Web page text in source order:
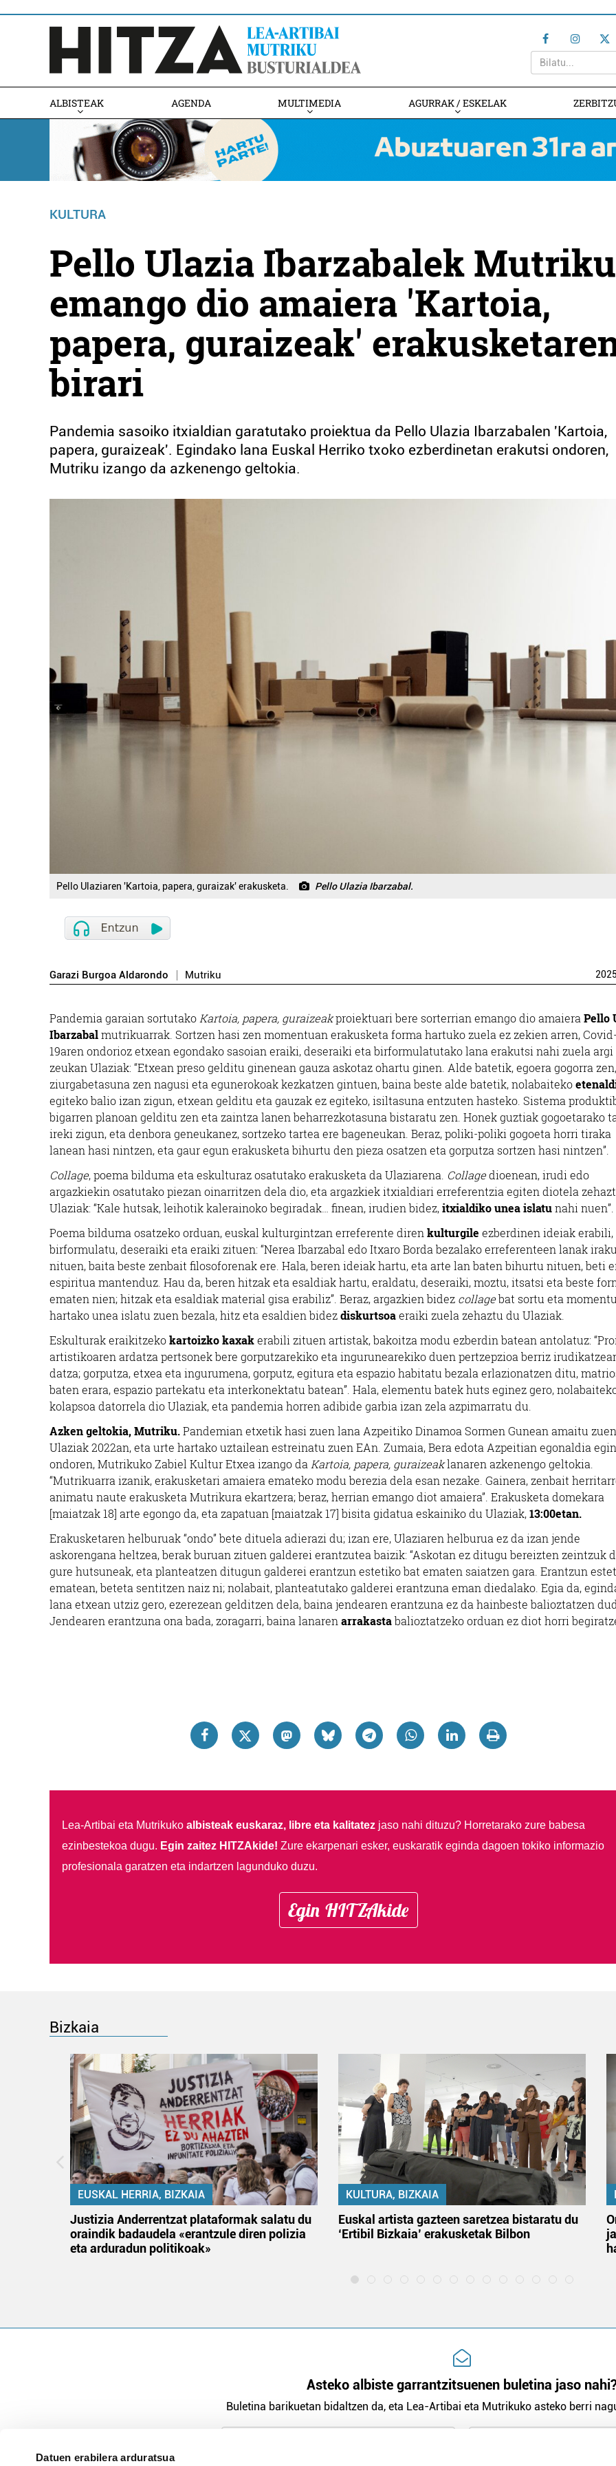
Datuen erabilera arduratsua
ALBISTEAK AGENDA MULTIMEDIA AGURRAK / ESKELAK
KULTURA
Pello Ulazia Ibarzabalek
emango dio amaiera 'Kartoia,
papera, guraizeak'
birari
Pandemia sasoiko itxialdian garatutako proiektua da Pello Ulazia Ibarzabalen 'Kartoia,
papera, guraizeak'. Egindako lana Euskal Herriko txoko ezberdinetan erakutsi ondoren,
Mutriku izango da azkenengo geltokia.
Pello Ulaziaren 'Kartoia, papera, guraizak' erakusketa. Pello Ulazia Ibarzabal.
Garazi Burgoa Aldarondo Mutriku 2025
Pandemia garaian sortutako Kartoia, papera, guraizeakproiektuari bere sorterrian emango dio amaiera Pello
Ibarzabalmutrikuarrak. Sortzen hasi zen momentuan erakusketa forma hartuko zuela ez zekien arren, Covid-
19aren ondorioz etxean egondako sasoian eraiki, deseraiki eta birformulatutako lana erakutsi nahi zuela argi
zeukan Ulaziak: “Etxean preso gelditu ginenean gauza askotaz ohartu ginen. Alde batetik, egoera gogorra zen,
ziurgabetasuna zen nagusi eta egunerokoak kezkatzen gintuen, baina beste alde batetik, nolabaiteko
egiteko balio izan zigun, etxean gelditu eta gauzak ez egiteko, isiltasuna entzuten hasteko. Sistema
bigarren planoan gelditu zen eta zaintza lanen beharrezkotasuna bistaratu zen. Honek guztiak gogoetarako
ireki zigun, eta denbora geneukanez, sortzeko tartea ere bageneukan. Beraz, poliki-poliki gogoeta horri tiraka
lanean hasi nintzen, eta gaur egun erakusketa bihurtu den pieza osatzen eta gorputza sortzen hasi nintzen”.
Collage, poema bilduma eta eskulturaz osatutako erakusketa da Ulaziarena. Collagedioenean, irudi edo
argazkiekin osatutako piezan oinarritzen dela dio, eta argazkiek itxialdiari erreferentzia egiten diotela
Ulaziak: “Kale hutsak, leihotik kalerainoko begiradak… finean, irudien bidez,itxialdiko unea islatunahi nuen”.
Poema bilduma osatzeko orduan, euskal kulturgintzan erreferente diren kulturgile ezberdinen ideiak erabili,
birformulatu, deseraiki eta eraiki zituen: “Nerea Ibarzabal edo Itxaro Borda bezalako erreferenteen lanak
nituen, baita beste zenbait filosoforenak ere. Hala, beren ideiak hartu, eta arte lan baten bihurtu nituen, beti
espiritua mantenduz. Hau da, beren hitzak eta esaldiak hartu, eraldatu, deseraiki, moztu, itsatsi eta beste
ematen nien; hitzak eta esaldiak material gisa erabiliz”. Beraz, argazkien bidez collagebat sortu eta momentu
hartako unea islatu zuen bezala, hitz eta esaldien bidezdiskurtsoaeraiki zuela zehaztu du Ulaziak.
Eskulturak eraikitzekokartoizko kaxakerabili zituen artistak, bakoitza modu ezberdin batean antolatuz:
artistikoaren ardatza pertsonek bere gorputzarekiko eta ingurunearekiko duen pertzepzioa berriz
datza; gorputza, etxea eta ingurumena, gorputz, egitura eta espazio habitatu bezala erlazionatzen ditu,
baten erara, espazio partekatu eta interkonektatu batean”. Hala, elementu batek huts eginez gero,
kolapsoa datorrela dio Ulaziak, eta pandemia horren adibide garbia izan zela azpimarratu du.
Azken geltokia, Mutriku.Pandemian etxetik hasi zuen lana Azpeitiko Dinamoa Sormen Gunean amaitu
Ulaziak 2022an, eta urte hartako uztailean estreinatu zuen EAn. Zumaia, Bera edota Azpeitian egonaldia egin
ondoren, Mutrikuko Zabiel Kultur Etxea izango da Kartoia, papera, guraizeaklanaren azkenengo geltokia.
“Mutrikuarra izanik, erakusketari amaiera emateko modu berezia dela esan nezake. Gainera, zenbait
animatu naute erakusketa Mutrikura ekartzera; beraz, herrian emango diot amaiera”. Erakusketa domekara
[maiatzak 18] arte egongo da, eta zapatuan [maiatzak 17] bisita gidatua eskainiko du Ulaziak,13:00etan.
Erakusketaren helburuak “ondo” bete dituela adierazi du; izan ere, Ulaziaren helburua ez da izan jende
askorengana heltzea, berak buruan zituen galderei erantzutea baizik: “Askotan ez ditugu bereizten zeintzuk
gure hutsuneak, eta planteatzen ditugun galderei erantzun estetiko bat ematen saiatzen gara. Erantzun
ematean, beteta sentitzen naiz ni; nolabait, planteatutako galderei erantzuna eman diedalako. Egia da,
lana etxean utziz gero, ezerezean gelditzen dela, baina jendearen erantzuna ez da hainbeste balioztatzen
Jendearen erantzuna ona bada, zoragarri, baina lanaren arrakastabalioztatzeko orduan ez diot horri
Lea-Artibai eta Mutrikuko albisteak euskaraz, libre eta kalitatezjaso nahi dituzu? Horretarako zure babesa
ezinbestekoa dugu. Egin zaitez HITZAkide! Zure ekarpenari esker, euskaratik eginda dagoen tokiko informazio
profesionala garatzen eta indartzen lagunduko duzu.
Egin HITZAkide
Bizkaia
EUSKAL HERRIA, BIZKAIA
Justizia Anderrentzat plataformak salatu du
oraindik badaudela «erantzule diren polizia
eta arduradun politikoak»
KULTURA, BIZKAIA
Euskal artista gazteen saretzea bistaratu du
‘Ertibil Bizkaia’ erakusketak Bilbon
Asteko albiste garrantzitsuenen buletina jaso
Buletina barikuetan bidaltzen da, eta Lea-Artibai eta Mutrikuko asteko berri